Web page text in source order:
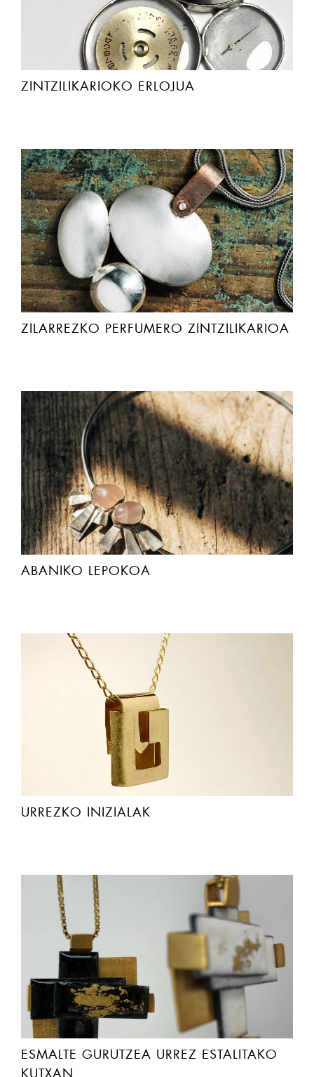
ZINTZILIKARIOKO ERLOJUA
ZILARREZKO PERFUMERO ZINTZILIKARIOA
ABANIKO LEPOKOA
URREZKO INIZIALAK
ESMALTE GURUTZEA URREZ ESTALITAKO
KUTXAN